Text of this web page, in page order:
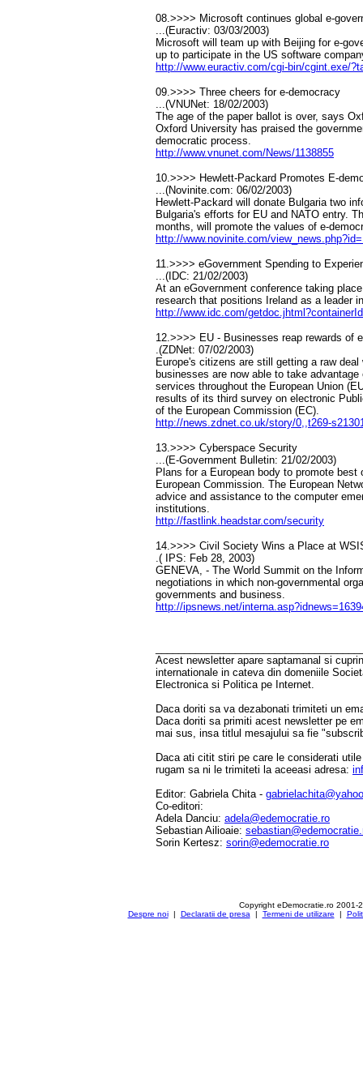
08.>>>> Microsoft continues global e-
...(Euractiv: 03/03/2003)
Microsoft will team up with Beijing for e-
up to participate in the US software
http://www.euractiv.com/cgi-bin/cgint.exe/
09.>>>> Three cheers for e-democracy
...(VNUNet: 18/02/2003)
The age of the paper ballot is over, says
Oxford University has praised the
democratic process.
http://www.vnunet.com/News/1138855
10.>>>> Hewlett-Packard Promotes E-
...(Novinite.com: 06/02/2003)
Hewlett-Packard will donate Bulgaria two
Bulgaria's efforts for EU and NATO entry.
months, will promote the values of e-
http://www.novinite.com/
11.>>>> eGovernment Spending to
...(IDC: 21/02/2003)
At an eGovernment conference taking
research that positions Ireland as a leader
http://www.idc.com/
12.>>>> EU - Businesses reap rewards of
.(ZDNet: 07/02/2003)
Europe's citizens are still getting a raw
businesses are now able to take
services throughout the European Union
results of its third survey on electronic
of the European Commission (EC).
http://news.zdnet.co.uk/story/0,,t269-
13.>>>> Cyberspace Security
...(E-Government Bulletin: 21/02/2003)
Plans for a European body to promote
European Commission. The European
advice and assistance to the computer
institutions.
http://fastlink.headstar.com/security
14.>>>> Civil Society Wins a Place at
.( IPS: Feb 28, 2003)
GENEVA, - The World Summit on the
negotiations in which non-governmental
governments and business.
http://ipsnews.net/
Acest newsletter apare saptamanal si
internationale in cateva din domeniile
Electronica si Politica pe Internet.
Daca doriti sa va dezabonati trimiteti un
Daca doriti sa primiti acest newsletter pe
mai sus, insa titlul mesajului sa fie
Daca ati citit stiri pe care le considerati
rugam sa ni le trimiteti la aceeasi adresa:
Editor: Gabriela Chita -
Co-editori:
Adela Danciu: adela@edemocratie.ro
Sebastian Ailioaie:
Sorin Kertesz: sorin@edemocratie.ro
Copyright eDemocratie.ro 2001-
Despre noi| Declaratii de presa | Termeni de utilizare |